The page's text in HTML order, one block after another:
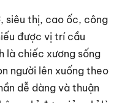
siêu thị, cao ốc, công
được vị trí cầu
là chiếc xương sống
người lên xuống theo
dễ dàng và thuận